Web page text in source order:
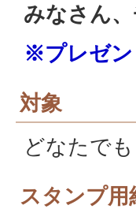
みなさん
※プレゼン
対象
どなたでも
スタンプ用